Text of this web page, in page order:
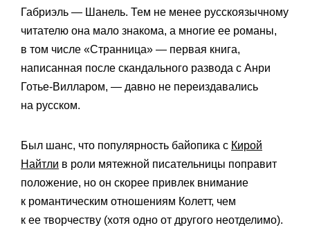
Габриэль — Шанель. Тем не менее русскоязычному
читателю она мало знакома, а многие ее романы,
в том числе «Странница» — первая книга,
написанная после скандального развода с Анри
Готье-Вилларом, — давно не переиздавались
на русском.
Был шанс, что популярность байопика с Кирой
Найтли в роли мятежной писательницы поправит
положение, но он скорее привлек внимание
к романтическим отношениям Колетт, чем
к ее творчеству (хотя одно от другого неотделимо).